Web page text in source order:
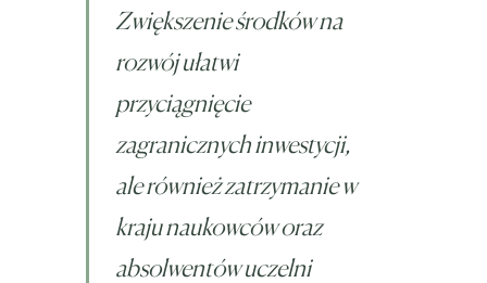
Zwiększenie środków na
rozwój ułatwi
przyciągnięcie
zagranicznych inwestycji,
ale również zatrzymanie w
kraju naukowców oraz
absolwentów uczelni